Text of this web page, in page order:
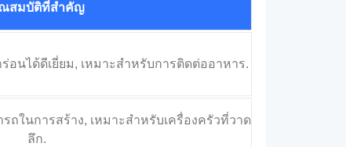
สมบัติที่สำคัญ
นได้ดีเยี่ยม, เหมาะสำหรับการติดต่ออาหาร.
ถในการสร้าง, เหมาะสำหรับเครื่องครัวที่วาด
ลึก.